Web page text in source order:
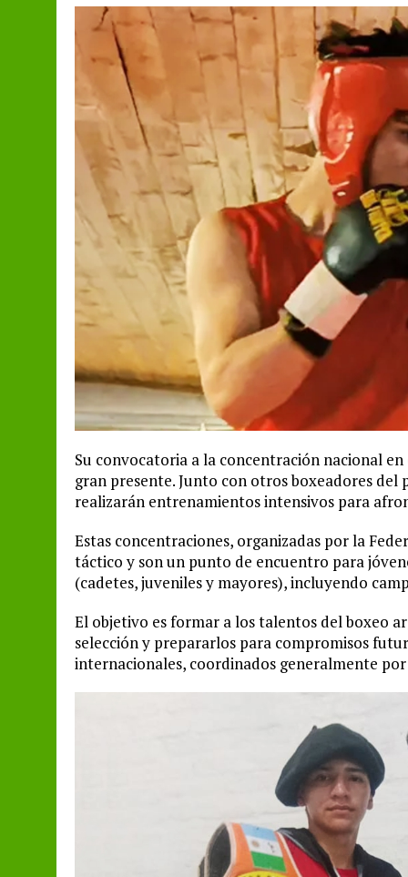
Su convocatoria a la concentración nacional
gran presente. Junto con otros boxeadores
realizarán entrenamientos intensivos para
Estas concentraciones, organizadas por la
táctico y son un punto de encuentro para
(cadetes, juveniles y mayores), incluyendo
El objetivo es formar a los talentos del boxeo
selección y prepararlos para compromisos
internacionales, coordinados generalmente